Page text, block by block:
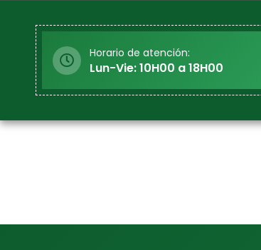
Horario de atención:
Lun-Vie: 10H00 a 18H00